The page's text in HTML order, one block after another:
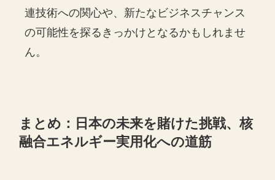
連技術への関心や、新たなビジネスチャンス
の可能性を探るきっかけとなるかもしれませ
ん。
まとめ：日本の未来を賭けた挑戦、核
融合エネルギー実用化への道筋